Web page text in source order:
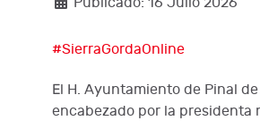
#SierraGordaOnline
El H. Ayuntamiento de Pinal
encabezado por la presidenta